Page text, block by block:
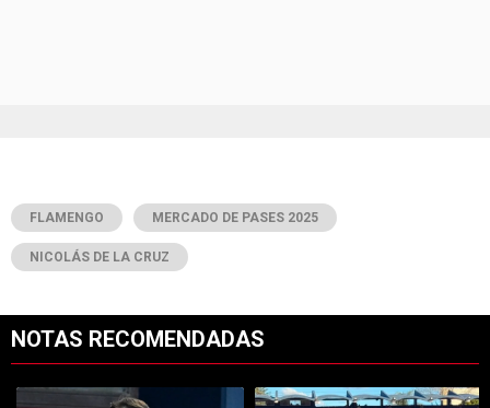
FLAMENGO MERCADO DE PASES 2025
NICOLÁS DE LA CRUZ
NOTAS RECOMENDADAS
Un artículo de tendencia con el título "Coudet tras la derrota ante
Un artículo de tendencia con el